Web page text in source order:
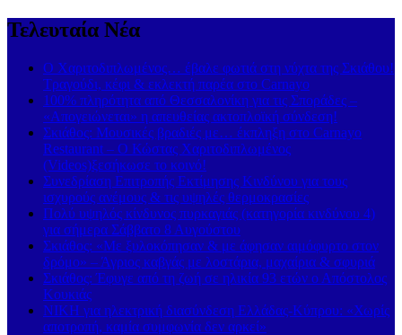
Τελευταία Νέα
Ο Χαριτοδιπλωμένος… έβαλε φωτιά στη νύχτα της Σκιάθου!
Τραγούδι, κέφι & εκλεκτή παρέα στο Carnayo
100% πληρότητα από Θεσσαλονίκη για τις Σποράδες –
«Απογειώνεται» η απευθείας ακτοπλοϊκή σύνδεση!
Σκιάθος: Μουσικές βραδιές με… έκπληξη στο Carnayo
Restaurant – Ο Κώστας Χαριτοδιπλωμένος
(Videos)ξεσήκωσε το κοινό!
Συνεδρίαση Επιτροπής Εκτίμησης Κινδύνου για τους
ισχυρούς ανέμους & τις υψηλές θερμοκρασίες
Πολύ υψηλός κίνδυνος πυρκαγιάς (κατηγορία κινδύνου 4)
για σήμερα Σάββατο 8 Αυγούστου
Σκιάθος: «Με ξυλοκόπησαν & με άφησαν αιμόφυρτο στον
δρόμο» – Άγριος καβγάς με λοστάρια, μαχαίρια & σφυριά
Σκιάθος: Έφυγε από τη ζωή σε ηλικία 93 ετών ο Απόστολος
Κουκιάς
ΝΙΚΗ για ηλεκτρική διασύνδεση Ελλάδας-Κύπρου: «Χωρίς
αποτροπή, καμία συμφωνία δεν αρκεί»